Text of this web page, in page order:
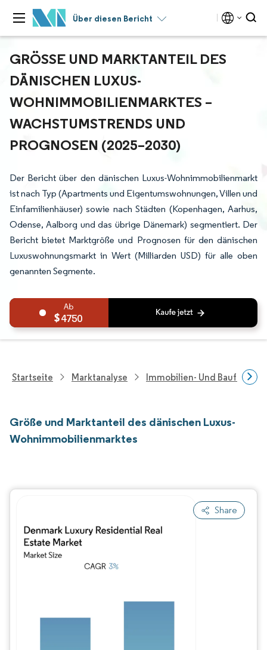
Über diesen Bericht
GRÖSSE UND MARKTANTEIL DES D
ÄNISCHEN LUXUS-W
OHNIMMOBILIENMARKTES – W
ACHSTUMSTRENDS UND P
ROGNOSEN (2025–2030)
Der Bericht über den dänischen Luxus-Wohnimmobilienmarkt
ist nach Typ (Apartments und Eigentumswohnungen, Villen und
Einfamilienhäuser) sowie nach Städten (Kopenhagen, Aarhus,
Odense, Aalborg und das übrige Dänemark) segmentiert. Der
Bericht bietet Marktgröße und Prognosen für den dänischen
Luxuswohnungsmarkt in Wert (Milliarden USD) für alle oben
genannten Segmente.
4750
Startseite Marktanalyse Immobilien- Und
Größe und Marktanteil des dänischen Luxus-
Wohnimmobilienmarktes
Share